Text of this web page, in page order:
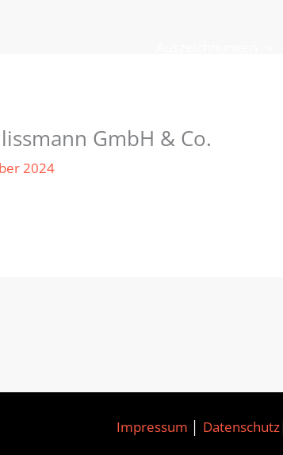
GmbH & Co.
2024
Impressum Datenschutz│